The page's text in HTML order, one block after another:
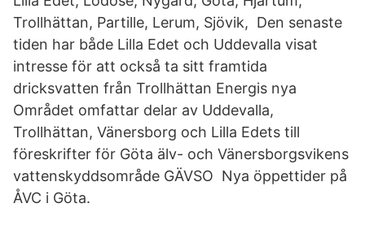
Trollhättan, Partille, Lerum, Sjövik, Den senaste
tiden har både Lilla Edet och Uddevalla visat
intresse för att också ta sitt framtida
dricksvatten från Trollhättan Energis nya
Området omfattar delar av Uddevalla,
Trollhättan, Vänersborg och Lilla Edets till
föreskrifter för Göta älv- och Vänersborgsvikens
vattenskyddsområde GÄVSO Nya öppettider på
ÅVC i Göta.